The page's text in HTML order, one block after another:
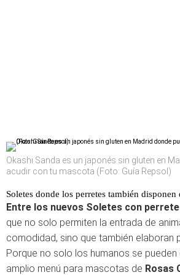
Okashi Sanda es un japonés sin gluten en
acudir con tu mascota (Foto: Guía Repsol)
Soletes donde los perretes también disponen
Entre los nuevos Soletes con
que no solo permiten la entrada de
comodidad, sino que también elaboran
Porque no solo los humanos se pueden
amplio menú para mascotas de Rosas